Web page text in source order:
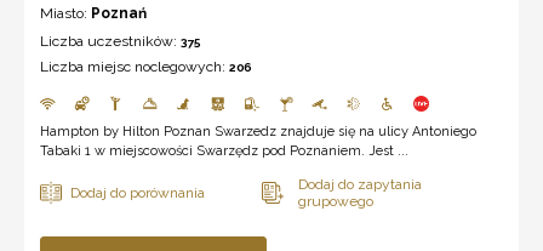
Miasto: Poznań
Liczba uczestników: 375
Liczba miejsc noclegowych: 206
Hampton by Hilton Poznan Swarzedz znajduje się na ulicy Antoniego
Tabaki 1 w miejscowości Swarzędz pod Poznaniem. Jest ...